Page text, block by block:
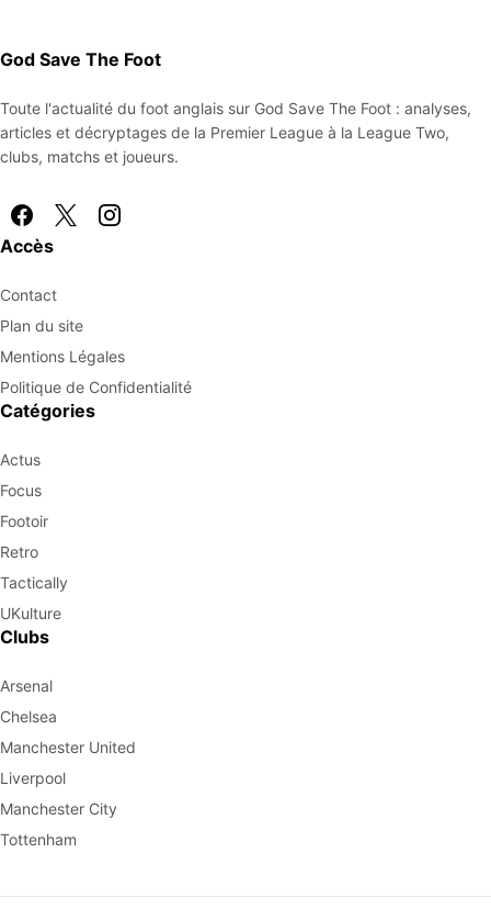
God Save The Foot
Toute l'actualité du foot anglais sur God Save The Foot : analyses,
articles et décryptages de la Premier League à la League Two,
clubs, matchs et joueurs.
Accès
Contact
Plan du site
Mentions Légales
Politique de Confidentialité
Catégories
Actus
Focus
Footoir
Retro
Tactically
UKulture
Clubs
Arsenal
Chelsea
Manchester United
Liverpool
Manchester City
Tottenham